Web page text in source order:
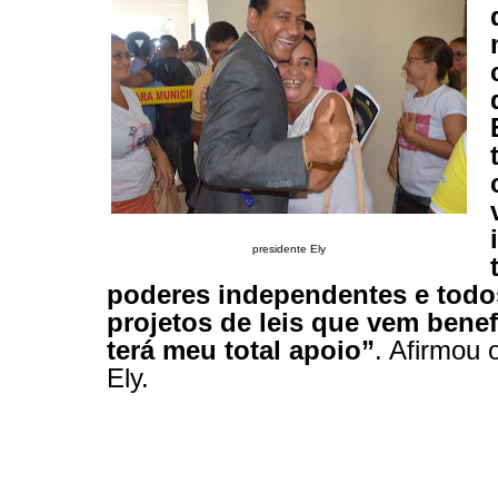
presidente Ely
poderes independentes e
projetos de leis que vem
terá meu total apoio”. Afirmou
Ely.